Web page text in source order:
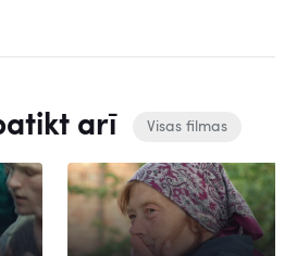
arī Visas filmas